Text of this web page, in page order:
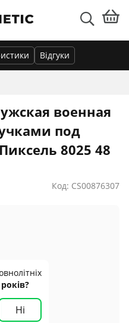
Відгуки
военная
под
8025 48
Код: CS00876307
Ні